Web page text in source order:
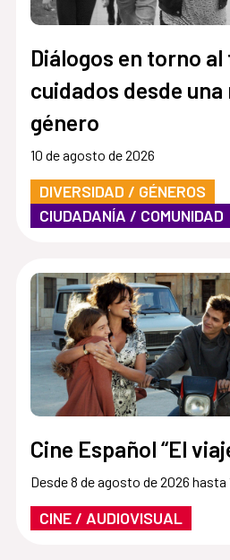
Diálogos en torno
cuidados desde una
género
10 de agosto de 2026
DIVERSIDAD / GÉNEROS
CIUDADANÍA / COMUNIDAD
Cine Español “El
Desde 8 de agosto de 2026 hasta
CINE / AUDIOVISUAL